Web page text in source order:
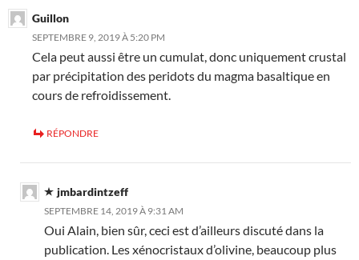
Guillon
SEPTEMBRE 9, 2019 À 5:20 PM
Cela peut aussi être un cumulat, donc uniquement crustal
par précipitation des peridots du magma basaltique en
cours de refroidissement.
RÉPONDRE
jmbardintzeff
SEPTEMBRE 14, 2019 À 9:31 AM
Oui Alain, bien sûr, ceci est d’ailleurs discuté dans la
publication. Les xénocristaux d’olivine, beaucoup plus